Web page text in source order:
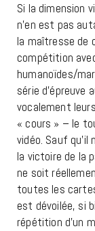
Si la dimension
n’en est pas
la maîtresse de
compétition
humanoïdes/
série d’épreuve
vocalement
« cours » – le
vidéo. Sauf
la victoire de la
ne soit
toutes les
est dévoilée, si
répétition d’un